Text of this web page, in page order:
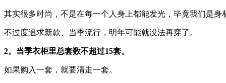
其实很多时尚，不是在每一个人身上都能发光，毕竟我们是身
不过度追求新款、当季流行，明年可能就没法再穿了。
2。当季衣柜里总套数不超过15套。
如果购入一套，就要清走一套。